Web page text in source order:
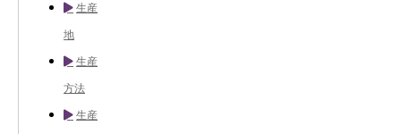
生産
地
生産
方法
生産